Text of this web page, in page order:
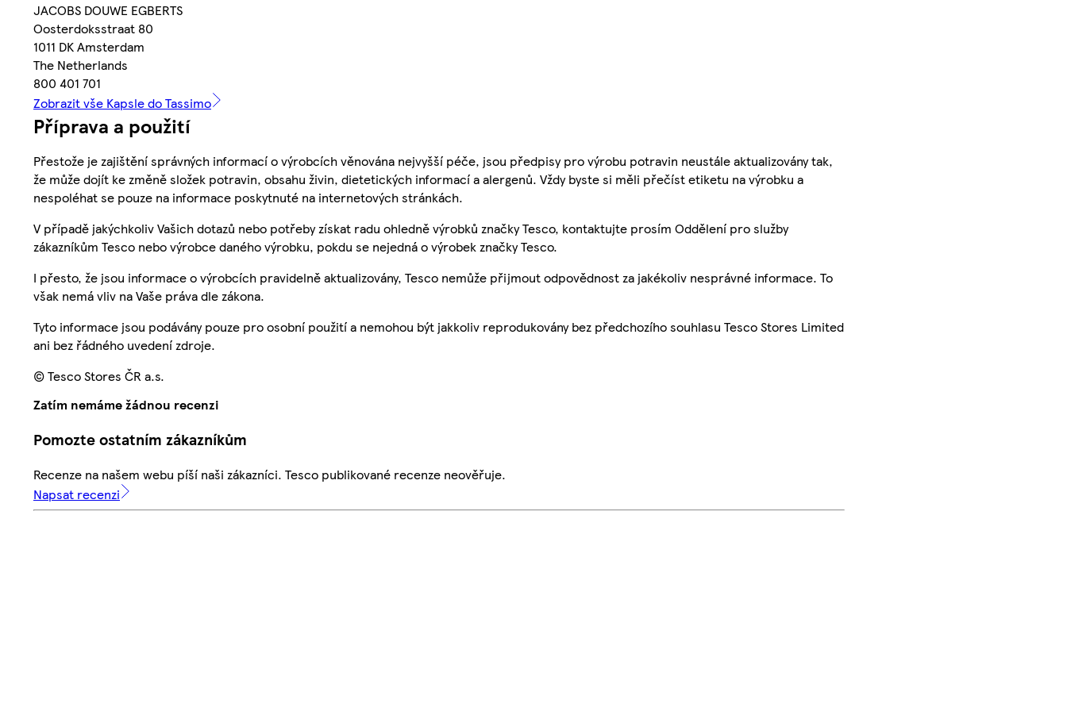
JACOBS DOUWE EGBERTS
Oosterdoksstraat 80
1011 DK Amsterdam
The Netherlands
800 401 701
Zobrazit vše Kapsle do Tassimo
Příprava a použití
Přestože je zajištění správných informací o výrobcích věnována nejvyšší péče, jsou předpisy pro výrobu potravin neustále aktualizovány tak,
že může dojít ke změně složek potravin, obsahu živin, dietetických informací a alergenů. Vždy byste si měli přečíst etiketu na výrobku a
nespoléhat se pouze na informace poskytnuté na internetových stránkách.
V případě jakýchkoliv Vašich dotazů nebo potřeby získat radu ohledně výrobků značky Tesco, kontaktujte prosím Oddělení pro služby
zákazníkům Tesco nebo výrobce daného výrobku, pokdu se nejedná o výrobek značky Tesco.
I přesto, že jsou informace o výrobcích pravidelně aktualizovány, Tesco nemůže přijmout odpovědnost za jakékoliv nesprávné informace. To
však nemá vliv na Vaše práva dle zákona.
Tyto informace jsou podávány pouze pro osobní použití a nemohou být jakkoliv reprodukovány bez předchozího souhlasu Tesco Stores Limited
ani bez řádného uvedení zdroje.
© Tesco Stores ČR a.s.
Zatím nemáme žádnou recenzi
Pomozte ostatním zákazníkům
Recenze na našem webu píší naši zákazníci. Tesco publikované recenze neověřuje.
Napsat recenzi